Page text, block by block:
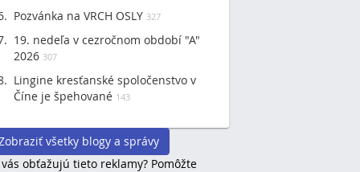
Pozvánka na VRCH OSLY 327
19. nedeľa v cezročnom období "A"
2026 307
Lingine kresťanské spoločenstvo v
Číne je špehované 143
všetky blogy a správy
obťažujú tieto reklamy? Pomôžte